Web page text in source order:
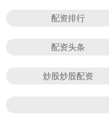
配资排行
配资头条
炒股炒股配资